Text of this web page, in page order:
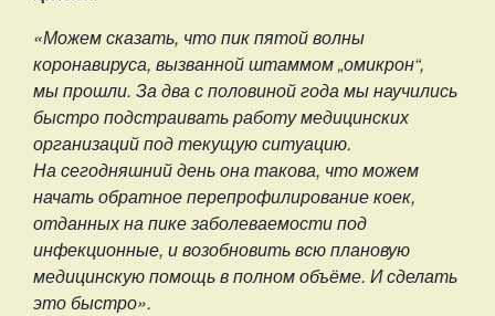
«Можем сказать, что пик пятой волны
коронавируса, вызванной штаммом „омикрон“,
мы прошли. За два с половиной года мы научились
быстро подстраивать работу медицинских
организаций под текущую ситуацию.
На сегодняшний день она такова, что можем
начать обратное перепрофилирование коек,
отданных на пике заболеваемости под
инфекционные, и возобновить всю плановую
медицинскую помощь в полном объёме. И сделать
это быстро».